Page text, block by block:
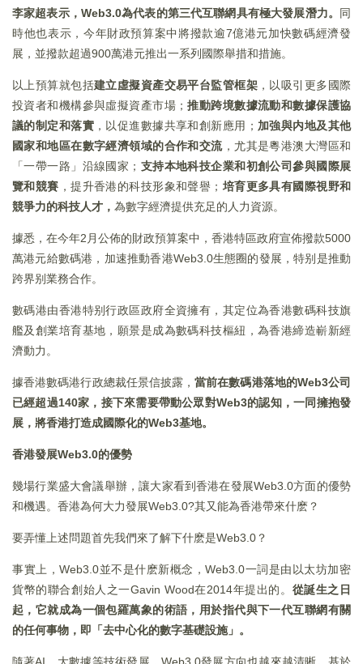
李家超表示，Web3.0為代表的第三代互聯網具有極大發展潛力。 同
時他也表示，今年財政預算案中將撥款逾7億港元加快數碼經濟發
展，並撥款超過900萬港元推出一系列國際舉措和措施。
以上預算就包括建立虛擬資產交易平台監管框架 ，以吸引更多國際
投資者和機構參與虛擬資產市場； 推動跨境數據流動和數據保護協
議的制定和落實 ，以促進數據共享和創新應用； 加強與内地及其他
國家和地區在數字經濟領域的合作和交流，尤其是粵港澳大灣區和
「一帶一路」沿線國家； 支持本地科技企業和初創公司參與國際展
覽和競賽 ，提升香港的科技形象和聲譽； 培育更多具有國際視野和
競爭力的科技人才， 為數字經濟提供充足的人力資源。
據悉，在今年2月公佈的財政預算案中，香港特區政府宣佈撥款5000
萬港元給數碼港，加速推動香港Web3.0生態圈的發展，特别是推動
跨界别業務合作。
數碼港由香港特别行政區政府全資擁有，其定位為香港數碼科技旗
艦及創業培育基地，願景是成為數碼科技樞紐，為香港締造嶄新經
濟動力。
據香港數碼港行政總裁任景信披露，當前在數碼港落地的Web3公司
已經超過140家，接下來需要帶動公眾對Web3的認知，一同擁抱發
展，將香港打造成國際化的Web3基地。
香港發展Web3.0的優勢
幾場行業盛大會議舉辦，讓大家看到香港在發展Web3.0方面的優勢
和機遇。香港為何大力發展Web3.0?其又能為香港帶來什麽？
要弄懂上述問題首先我們來了解下什麽是Web3.0？
事實上，Web3.0並不是什麽新概念，Web3.0一詞是由以太坊加密
貨幣的聯合創始人之一Gavin Wood在2014年提出的。 從誕生之日
起，它就成為一個包羅萬象的術語，用於指代與下一代互聯網有關
的任何事物，即「去中心化的數字基礎設施」。